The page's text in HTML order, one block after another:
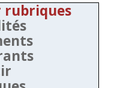
rubriques